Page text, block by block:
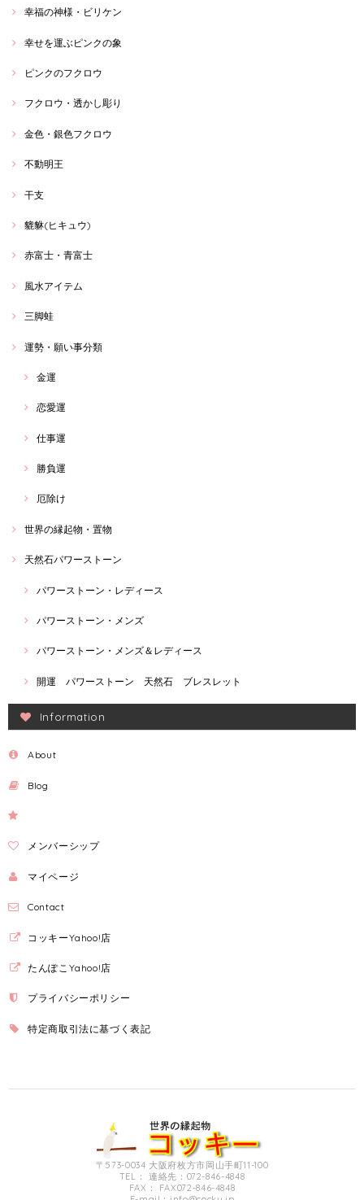
幸福の神様・ビリケン
幸せを運ぶピンクの象
ピンクのフクロウ
フクロウ・透かし彫り
金色・銀色フクロウ
不動明王
干支
貔貅(ヒキュウ)
赤富士・青富士
風水アイテム
三脚蛙
運勢・願い事分類
金運
恋愛運
仕事運
勝負運
厄除け
世界の縁起物・置物
天然石パワーストーン
パワーストーン・レディース
パワーストーン・メンズ
パワーストーン・メンズ＆レディース
開運 パワーストーン 天然石 ブレスレット
Information
About
Blog
メンバーシップ
マイページ
Contact
コッキーYahoo!店
たんぽこYahoo!店
プライバシーポリシー
特定商取引法に基づく表記
〒573-0034 大阪府枚方市岡山手町11-100
TEL： 連絡先：072-846-4848
FAX： FAX072-846-4848